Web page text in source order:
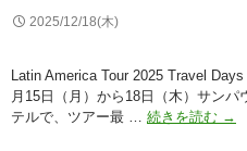
2025/12/18(木)
Latin America Tour 2025 Travel
月15日（月）から18日（木）サン
テルで、ツアー最 … 続きを読む
Latin
→